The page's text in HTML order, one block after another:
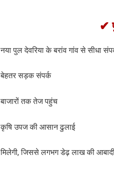
✔
नया पुल देवरिया के बरांव गांव से सीधा
बेहतर सड़क संपर्क
बाजारों तक तेज पहुंच
कृषि उपज की आसान ढुलाई
मिलेगी, जिससे लगभग डेढ़ लाख की